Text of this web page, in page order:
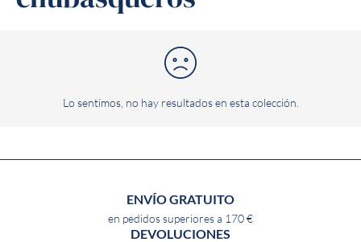
Lo sentimos, no hay resultados en esta colección.
ENVÍO GRATUITO
en pedidos superiores a 170 €
DEVOLUCIONES